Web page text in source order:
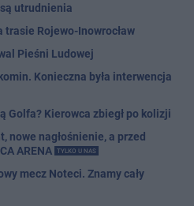
utrudnienia
trasie Rojewo-Inowrocław
Pieśni Ludowej
Konieczna była interwencja
Golfa? Kierowca zbiegł po kolizji
nowe nagłośnienie, a przed
ARENA
TYLKO U NAS
mecz Noteci. Znamy cały